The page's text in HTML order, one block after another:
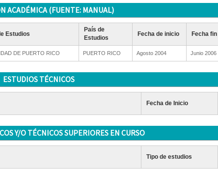
ACADÉMICA (FUENTE: MANUAL)
Estudios
País de
Estudios
Fecha de inicio Fecha fin
DE PUERTO RICO PUERTO RICO Agosto 2004 Junio 2006
ESTUDIOS TÉCNICOS
Fecha de Inicio
Y/O TÉCNICOS SUPERIORES EN CURSO
Tipo de estudios